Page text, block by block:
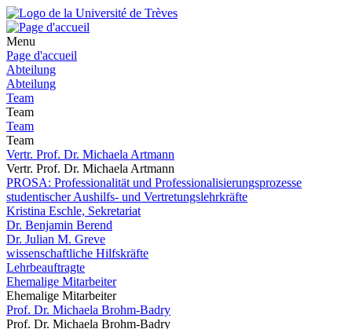
Menu
Page d'accueil
Abteilung
Abteilung
Team
Team
Team
Team
Vertr. Prof. Dr. Michaela Artmann
Vertr. Prof. Dr. Michaela Artmann
PROSA: Professionalität und Professionalisierungsprozesse
studentischer Aushilfs- und Vertretungslehrkräfte
Kristina Eschle, Sekretariat
Dr. Benjamin Berend
Dr. Julian M. Greve
wissenschaftliche Hilfskräfte
Lehrbeauftragte
Ehemalige Mitarbeiter
Ehemalige Mitarbeiter
Prof. Dr. Michaela Brohm-Badry
Prof. Dr. Michaela Brohm-Badry